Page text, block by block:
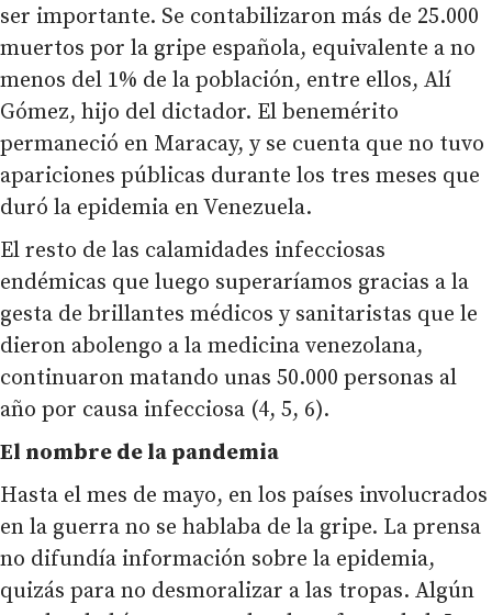
ser importante. Se contabilizaron más de 25.000
muertos por la gripe española, equivalente a no
menos del 1% de la población, entre ellos, Alí
Gómez, hijo del dictador. El benemérito
permaneció en Maracay, y se cuenta que no tuvo
apariciones públicas durante los tres meses que
duró la epidemia en Venezuela.
El resto de las calamidades infecciosas
endémicas que luego superaríamos gracias a la
gesta de brillantes médicos y sanitaristas que le
dieron abolengo a la medicina venezolana,
continuaron matando unas 50.000 personas al
año por causa infecciosa (4, 5, 6).
El nombre de la pandemia
Hasta el mes de mayo, en los países involucrados
en la guerra no se hablaba de la gripe. La prensa
no difundía información sobre la epidemia,
quizás para no desmoralizar a las tropas. Algún